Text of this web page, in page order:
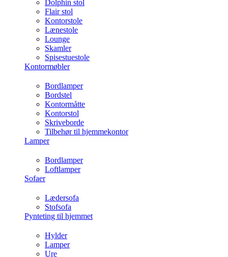
Dolphin stol
Flair stol
Kontorstole
Lænestole
Lounge
Skamler
Spisestuestole
Kontormøbler
Bordlamper
Bordstel
Kontormåtte
Kontorstol
Skriveborde
Tilbehør til hjemmekontor
Lamper
Bordlamper
Loftlamper
Sofaer
Lædersofa
Stofsofa
Pynteting til hjemmet
Hylder
Lamper
Ure